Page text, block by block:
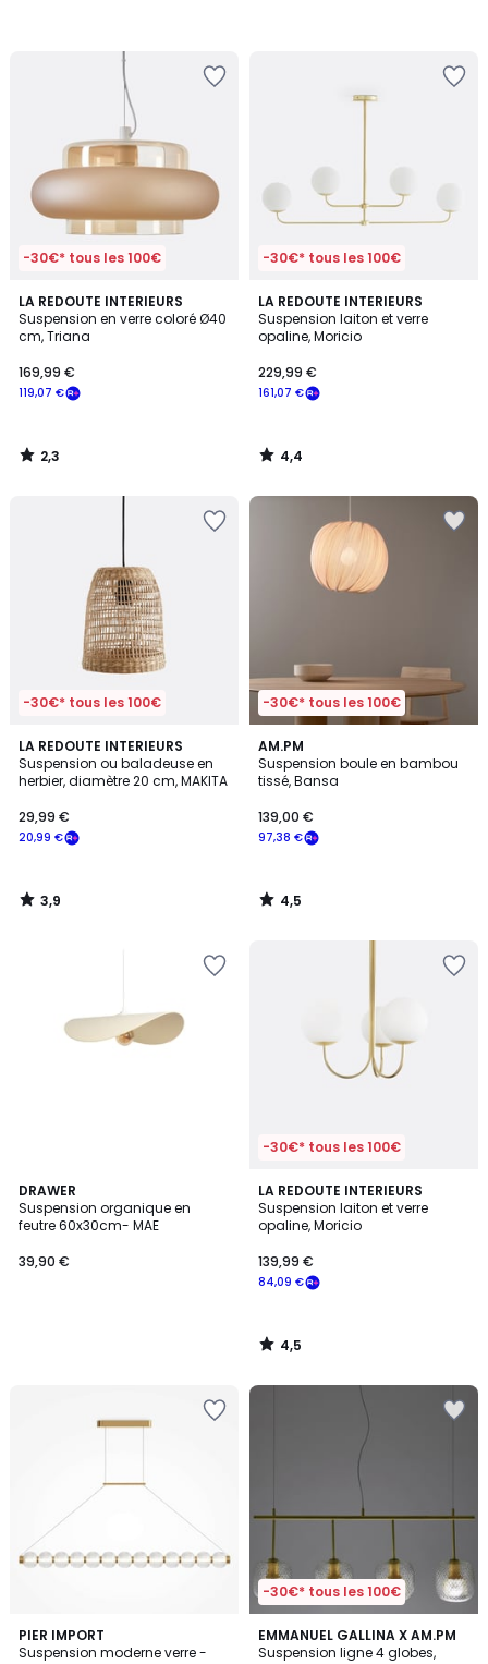
-30€* tous les 100€
LA REDOUTE INTERIEURS
Suspension en verre coloré Ø40
cm, Triana
119,07 €
169,99 €
2,3
/ 5
2,3
/
-30€* tous les 100€
LA REDOUTE INTERIEURS
Suspension laiton et verre
opaline, Moricio
161,07 €
229,99 €
4,4
/ 5
4,4
/
-30€* tous les 100€
LA REDOUTE INTERIEURS
Suspension ou baladeuse en
herbier, diamètre 20 cm, MAKITA
20,99 €
29,99 €
3,9
/ 5
3,9
/
-30€* tous les 100€
AM.PM
Suspension boule en bambou
tissé, Bansa
97,38 €
139,00 €
4,5
/ 5
4,5
/
DRAWER
Suspension organique en
feutre 60x30cm- MAE
39,90 €
-30€* tous les 100€
LA REDOUTE INTERIEURS
Suspension laiton et verre
opaline, Moricio
84,09 €
139,99 €
4,5
/ 5
4,5
/
PIER IMPORT
Suspension moderne verre -
-30€* tous les 100€
EMMANUEL GALLINA X AM.PM
Suspension ligne 4 globes,
3,9
/ 5